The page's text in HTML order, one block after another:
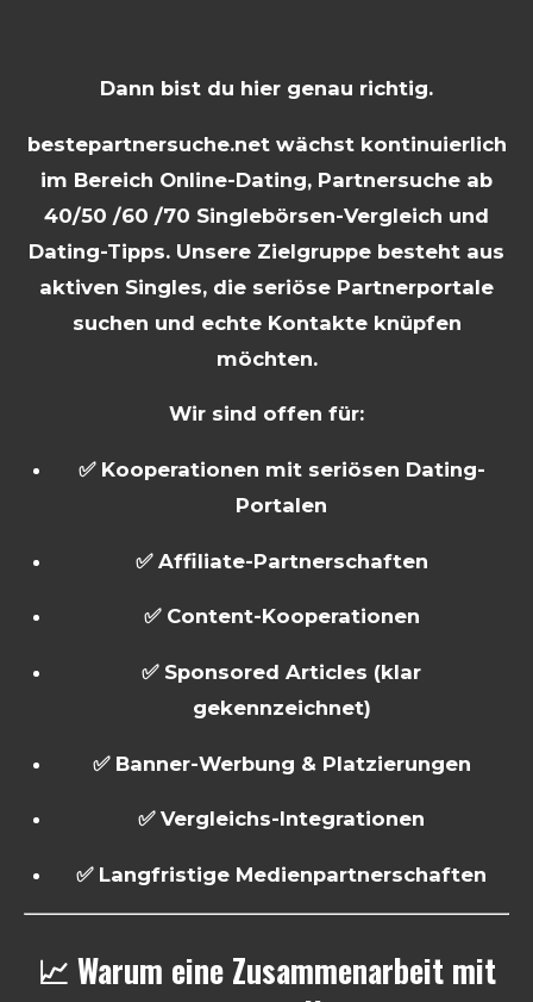
Dann bist du hier genau richtig.
bestepartnersuche.net wächst kontinuierlich
im Bereich Online-Dating, Partnersuche ab
40/50 /60 /70 Singlebörsen-Vergleich und
Dating-Tipps. Unsere Zielgruppe besteht aus
aktiven Singles, die seriöse Partnerportale
suchen und echte Kontakte knüpfen
möchten.
Wir sind offen für:
✅ Kooperationen mit seriösen Dating-
Portalen
✅ Affiliate-Partnerschaften
✅ Content-Kooperationen
✅ Sponsored Articles (klar
gekennzeichnet)
✅ Banner-Werbung & Platzierungen
✅ Vergleichs-Integrationen
✅ Langfristige Medienpartnerschaften
📈 Warum eine Zusammenarbeit mit